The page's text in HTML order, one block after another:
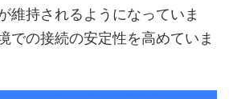
維持されるようになっていま
での接続の安定性を高めていま